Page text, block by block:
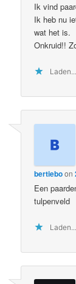
Ik vind
Ik heb nu
wat het is.
Onkruid!!
Laden...
bertieboon
Een
tulpenveld
Laden...